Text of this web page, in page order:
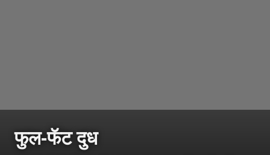
फुल-फॅट दुध